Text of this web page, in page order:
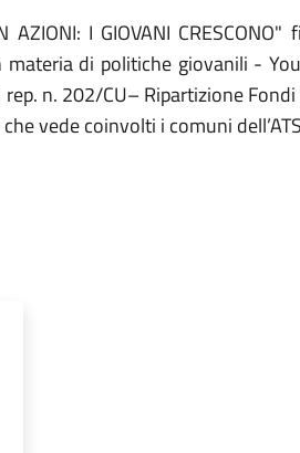
I GIOVANI CRESCONO"
di politiche giovanili -
rep. n. 202/CU– Ripartizione
vede coinvolti i comuni